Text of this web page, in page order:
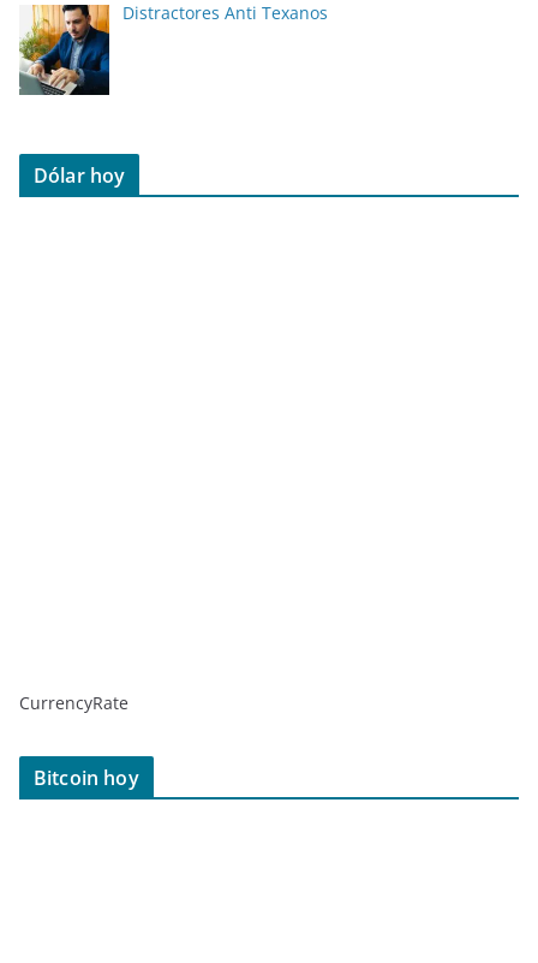
Distractores Anti Texanos
Dólar hoy
CurrencyRate
Bitcoin hoy